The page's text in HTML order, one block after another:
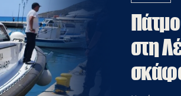
στη